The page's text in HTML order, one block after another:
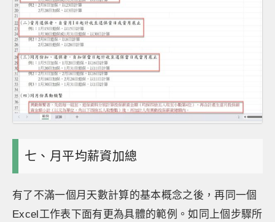
七、月平均薪資加總
有了不滿一個月天數計算的基本概念之後，再同一個
Excel工作表下面有更為具體的範例。如同上個步驟所